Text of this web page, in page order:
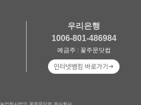
우리은행
1006-801-486984
예금주 : 꽃주문닷컴
업회사법인 꽃주문닷컴 주식회사